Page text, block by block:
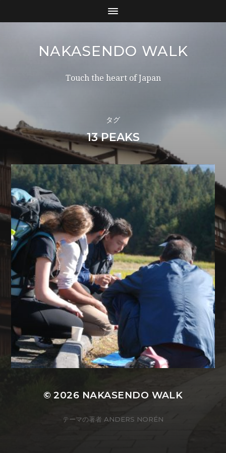
NAKASENDO WALK
Touch the heart of Japan
タグ
13 PEAKS
© 2026 NAKASENDO WALK
テーマの著者 ANDERS NORÉN